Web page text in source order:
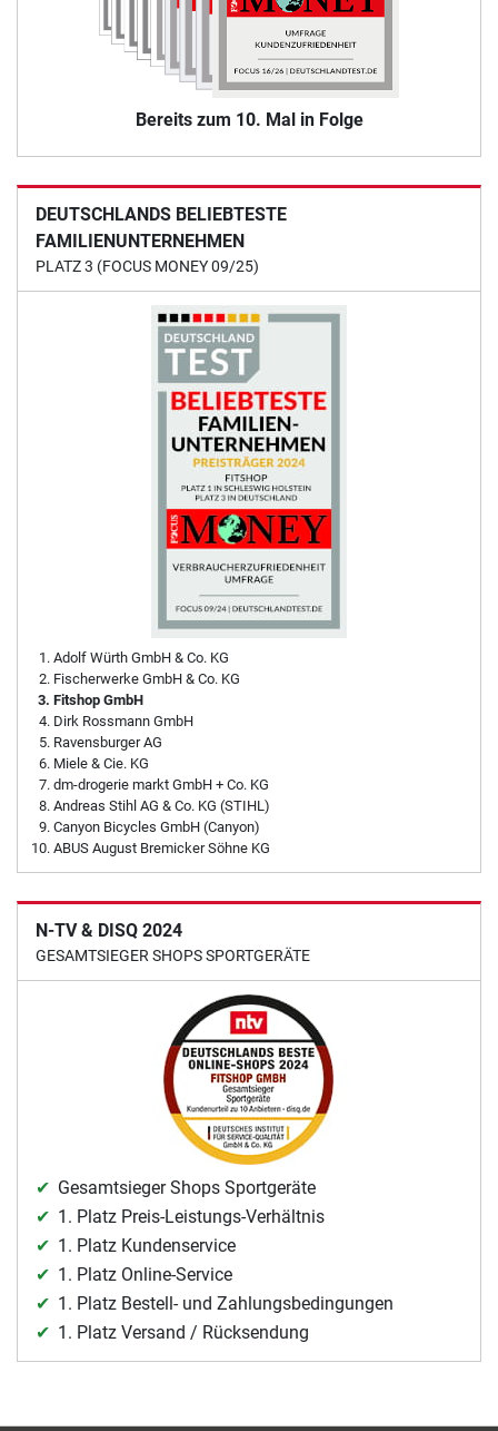
Bereits zum 10. Mal in Folge
DEUTSCHLANDS BELIEBTESTE
FAMILIENUNTERNEHMEN
PLATZ 3 (FOCUS MONEY 09/25)
Adolf Würth GmbH & Co. KG
Fischerwerke GmbH & Co. KG
Fitshop GmbH
Dirk Rossmann GmbH
Ravensburger AG
Miele & Cie. KG
dm-drogerie markt GmbH + Co. KG
Andreas Stihl AG & Co. KG (STIHL)
Canyon Bicycles GmbH (Canyon)
ABUS August Bremicker Söhne KG
N-TV & DISQ 2024
GESAMTSIEGER SHOPS SPORTGERÄTE
Gesamtsieger Shops Sportgeräte
1. Platz Preis-Leistungs-Verhältnis
1. Platz Kundenservice
1. Platz Online-Service
1. Platz Bestell- und Zahlungsbedingungen
1. Platz Versand / Rücksendung